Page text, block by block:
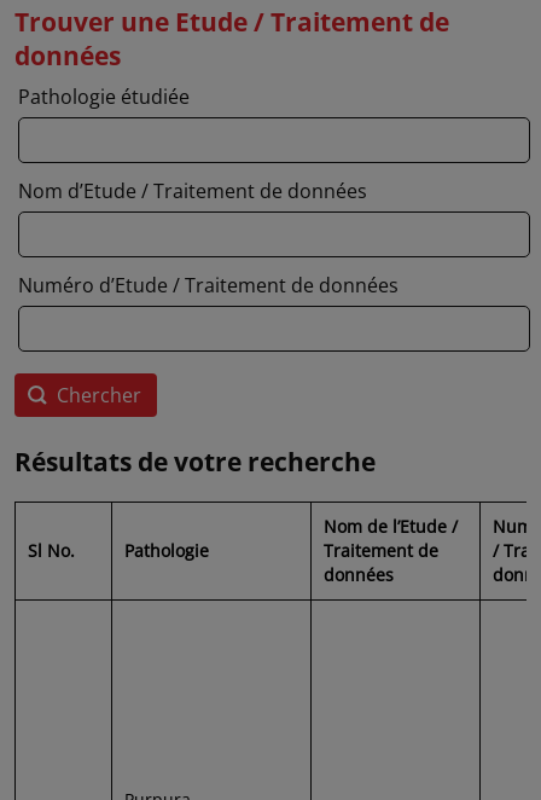
Trouver une Etude / Traitement de
données
Pathologie étudiée
Nom d’Etude / Traitement de données
Numéro d’Etude / Traitement de données
Résultats de votre recherche
Sl No. Pathologie
Nom de l’Etude /
Traitement de
données
/